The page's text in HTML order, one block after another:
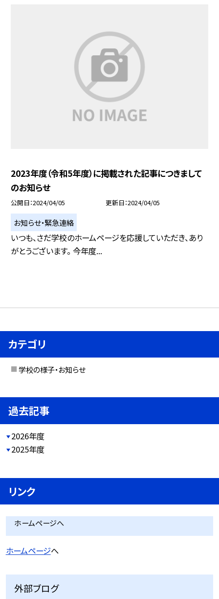
2023年度（令和5年度）に掲載された記事につきまして
のお知らせ
公開日 2024/04/05 更新日 2024/04/05
お知らせ・緊急連絡
いつも、さだ学校のホームページを応援していただき、あり
がとうございます。 今年度...
カテゴリ
学校の様子・お知らせ
過去記事
2026年度
2025年度
リンク
ホームページへ
ホームページへ
外部ブログ